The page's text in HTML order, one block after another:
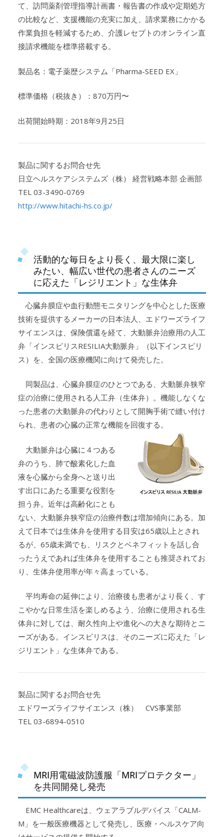
て、訪問薬剤管理指導計画書・報告書の作成や定期処方
の比較など、支援機能の充実に加え、請求業務にかかる
作業負担を軽減するため、介護レセプトのオンライン直
接請求機能を標準搭載する。
製品名：電子薬歴システム「Pharma-SEED EX」
標準価格（税抜き）：870万円〜
出荷開始時期：2018年9月25日
製品に関するお問合せ先
日立ヘルスケアシステムズ（株） 経営戦略本部 企画部
TEL 03-3490-0769
http://www.hitachi-hs.co.jp/
活動的な毎日をより長く、最大限に楽し
みたい、幅広い世代の患者さんのニーズ
に応えた「レジリエント」な生体弁
心臓弁膜症や血行動態モニタリングを中心とした医療
技術を提供するメーカーの日本法人、エドワーズライフ
サイエンスは、保険償還を経て、大動脈弁治療用の人工
弁「インスピリスRESILIA大動脈弁」（以下インスピリ
ス）を、全国の医療機関に向けて発売した。
同製品は、心臓弁膜症のひとつである、大動脈弁狭窄
症の治療に使用される人工弁（生体弁）。機能しなくな
った患者の大動脈弁の代わりとして開胸手術で縫い付け
られ、患者の心臓の正常な機能を回復する。
大動脈弁は心臓に４つある
弁のうち、肺で酸素化した血
液を心臓から全身へと送り出
す出口にあたる重要な役割を
担う弁。近年は高齢化にとも
ない、大動脈弁狭窄症の治療件数は増加傾向にある。加
えて日本では生体弁を使用する目安は65歳以上とされ
るが、65歳未満でも、リスクとベネフィットを話し合
ったうえであれば生体弁を使用することも推奨されてお
り、生体弁使用率が年々高まっている。
平均寿命の延伸により、治療後も患者がより長く、す
こやかな日常生活を楽しめるよう、治療に使用される生
体弁に対しては、耐久性向上や進化への大きな期待とニ
ーズがある。インスピリスは、そのニーズに応えた「レ
ジリエント」な生体弁である。
製品に関するお問合せ先
エドワーズライフサイエンス（株） CVS事業部
TEL 03-6894-0510
MRI用電磁波防護服「MRIプロテクター」
を共同開発し発売
EMC Healthcareは、ウェアラブルデバイス「CALM-
M」を一般医療機器として発売し、医療・ヘルスケア向